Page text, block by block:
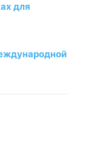
для